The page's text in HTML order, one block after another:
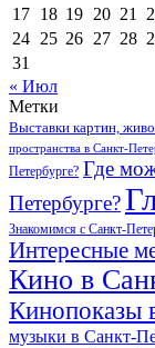
17 18 19 20 21
24 25 26 27 28
31
« Июл
Метки
Выставки картин,
пространства в Санкт-
Петербурге? Где
Петербурге?
Знакомимся с Санкт-
Интересные
Кино в
Кинопоказы
музыки в Санкт-